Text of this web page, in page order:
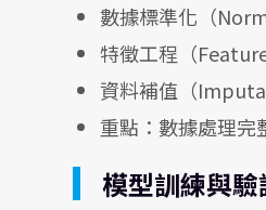
數據標準化（
特徵工程（
資料補值（
重點：數據處理完
模型訓練與驗